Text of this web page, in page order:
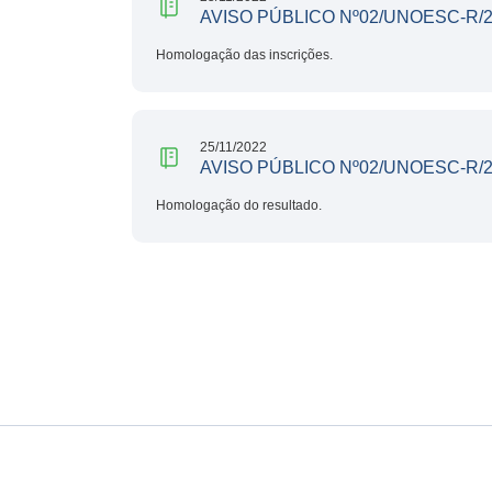
AVISO PÚBLICO Nº02/UNOESC-R/
Homologação das inscrições.
25/11/2022
AVISO PÚBLICO Nº02/UNOESC-R/
Homologação do resultado.